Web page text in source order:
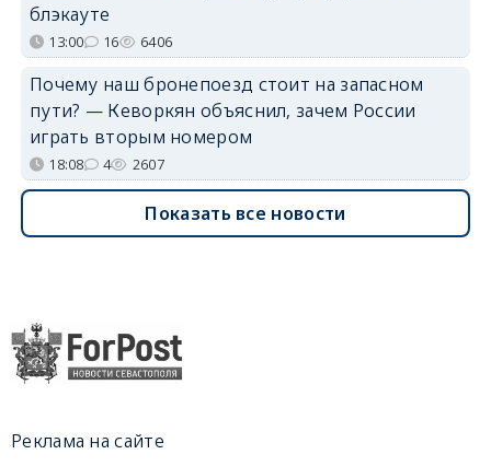
блэкауте
13:00 16 6406
Почему наш бронепоезд стоит на запасном
пути? — Кеворкян объяснил, зачем России
играть вторым номером
18:08 4 2607
Показать все новости
Реклама на сайте